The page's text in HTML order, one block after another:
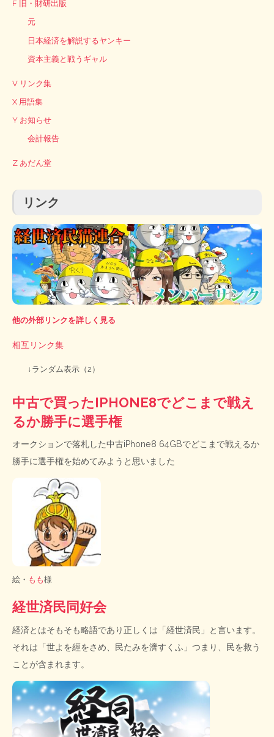
F 旧・財研出版
元
日本経済を解説するヤンキー
資本主義と戦うギャル
V リンク集
X 用語集
Y お知らせ
会計報告
Z あだん堂
リンク
他の外部リンクを詳しく見る
相互リンク集
↓ランダム表示（2）
中古で買ったIPHONE8でどこまで戦え
るか勝手に選手権
オークションで落札した中古iPhone8 64GBでどこまで戦えるか
勝手に選手権を始めてみようと思いました
絵・ もも様
経世済民同好会
経済とはそもそも略語であり正しくは「経世済民」と言います。
それは「世よを經をさめ、民たみを濟すくふ」つまり、民を救う
ことが含まれます。